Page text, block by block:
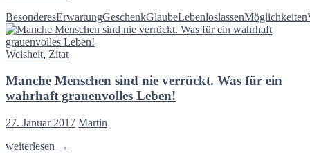
nur
diejenigen,
die
an
glauben…
BesonderesErwartungGeschenkGlaubeLebenloslassenMöglichkeiten
Weisheit, Zitat
Manche Menschen sind nie verrückt. Was für ein
wahrhaft grauenvolles Leben!
27. Januar 2017 Martin
Manche
weiterlesen →